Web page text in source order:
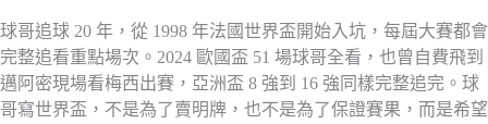
球哥追球 20 年，從 1998 年法國世界盃開始入坑，每屆大賽都會
完整追看重點場次。2024 歐國盃 51 場球哥全看，也曾自費飛到
邁阿密現場看梅西出賽，亞洲盃 8 強到 16 強同樣完整追完。球
哥寫世界盃，不是為了賣明牌，也不是為了保證賽果，而是希望